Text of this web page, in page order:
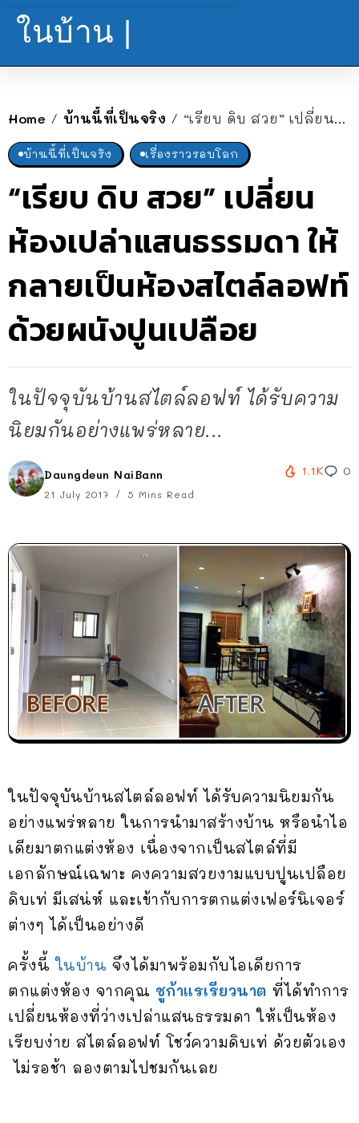
ในบ้าน |
Home / บ้านนี้ที่เป็นจริง / “เรียบ ดิบ สวย” เปลี่ยนห้องเปล่าแสนธรรมดา ให้กลายเป็นห้องสไตล์ลอฟท์ ด้วยผนังปูนเปลือย
บ้านนี้ที่เป็นจริง เรื่องราวรอบโลก
“เรียบ ดิบ สวย” เปลี่ยน
ห้องเปล่าแสนธรรมดา ให้
กลายเป็นห้องสไตล์ลอฟท์
ด้วยผนังปูนเปลือย
ในปัจจุบันบ้านสไตล์ลอฟท์ ได้รับความ
นิยมกันอย่างแพร่หลาย...
Daungdeun NaiBann
21 July 2017 5 Mins Read
1.1K 0
ในปัจจุบันบ้านสไตล์ลอฟท์ ได้รับความนิยมกัน
อย่างแพร่หลาย ในการนำมาสร้างบ้าน หรือนำไอ
เดียมาตกแต่งห้อง เนื่องจากเป็นสไตล์ที่มี
เอกลักษณ์เฉพาะ คงความสวยงามแบบปูนเปลือย
ดิบเท่ มีเสน่ห์ และเข้ากับการตกแต่งเฟอร์นิเจอร์
ต่างๆ ได้เป็นอย่างดี
ครั้งนี้ในบ้าน จึงได้มาพร้อมกับไอเดียการ
ตกแต่งห้อง จากคุณ ชูก้าแรเรียวนาต ที่ได้ทำการ
เปลี่ยนห้องที่ว่างเปล่าแสนธรรมดา ให้เป็นห้อง
เรียบง่าย สไตล์ลอฟท์ โชว์ความดิบเท่ ด้วยตัวเอง
ไม่รอช้า ลองตามไปชมกันเลย